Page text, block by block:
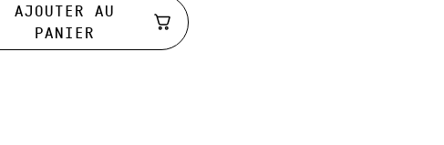
AJOUTER AU
PANIER